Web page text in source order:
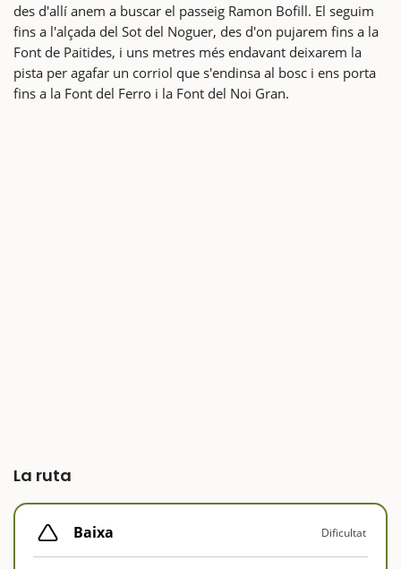
des d'allí anem a buscar el passeig Ramon Bofill. El seguim
fins a l'alçada del Sot del Noguer, des d'on pujarem fins a la
Font de Paitides, i uns metres més endavant deixarem la
pista per agafar un corriol que s'endinsa al bosc i ens porta
fins a la Font del Ferro i la Font del Noi Gran.
La ruta
Baixa Dificultat